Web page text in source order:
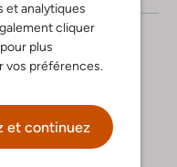
et analytiques
cliquer
plus
vos préférences.
et continuez
Coton